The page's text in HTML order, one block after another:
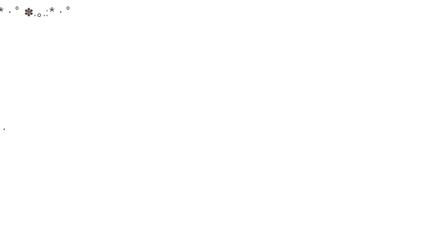
ﾟ ✽.｡.:*・ﾟ